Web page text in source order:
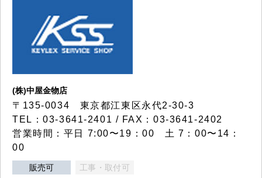
(株)中屋金物店
〒135-0034 東京都江東区永代2-30-3
TEL：03-3641-2401 / FAX：03-3641-2402
営業時間：平日 7:00〜19：00 土 7：00〜14：
00
販売可 工事・取付可